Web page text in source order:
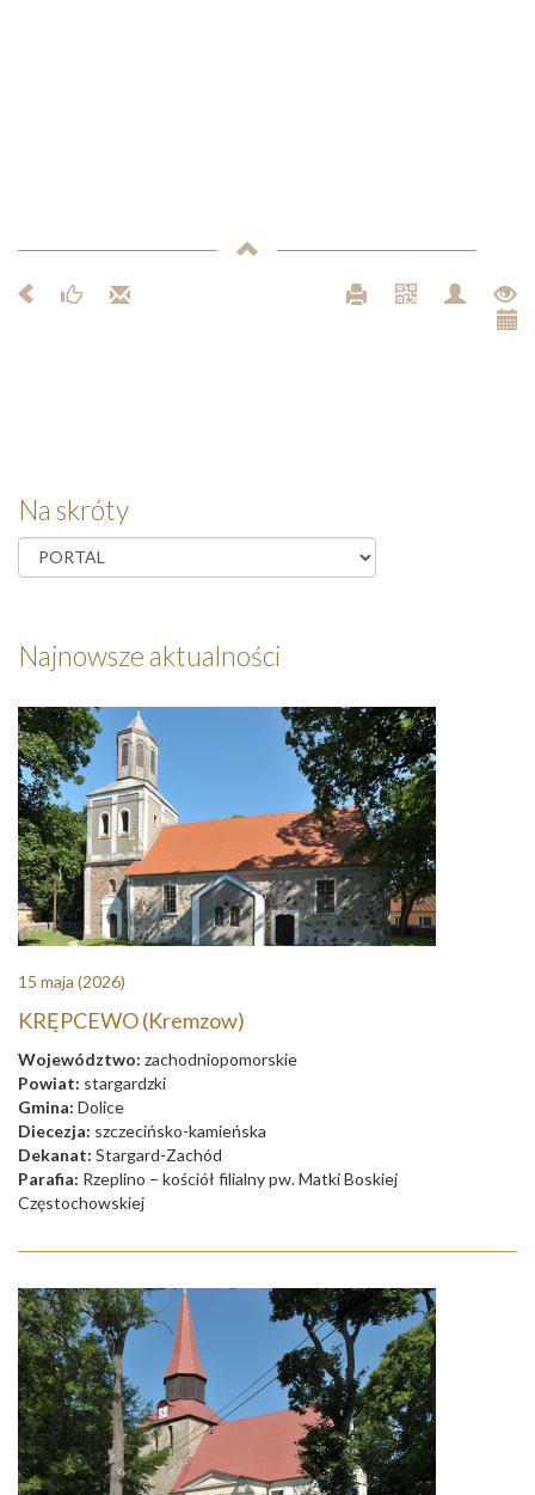
Na skróty
Najnowsze aktualności
15 maja (2026)
KRĘPCEWO (Kremzow)
Województwo: zachodniopomorskie
Powiat: stargardzki
Gmina: Dolice
Diecezja: szczecińsko-kamieńska
Dekanat: Stargard-Zachód
Parafia: Rzeplino – kościół filialny pw. Matki Boskiej
Częstochowskiej